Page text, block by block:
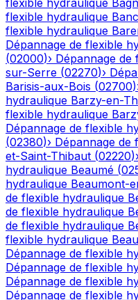
flexible hydraulique
flexible hydraulique
flexible hydraulique
Dépannage de flexible
(02000)› Dépannage de
sur-Serre (02270)›
Barisis-aux-Bois (02700)
hydraulique Barzy-en-
flexible hydraulique
Dépannage de flexible
(02380)› Dépannage de
et-Saint-Thibaut (02220)›
hydraulique Beaumé (
hydraulique Beaumont-
de flexible hydraulique
de flexible hydraulique
de flexible hydraulique
flexible hydraulique
Dépannage de flexible
Dépannage de flexible
Dépannage de flexible
Dépannage de flexible